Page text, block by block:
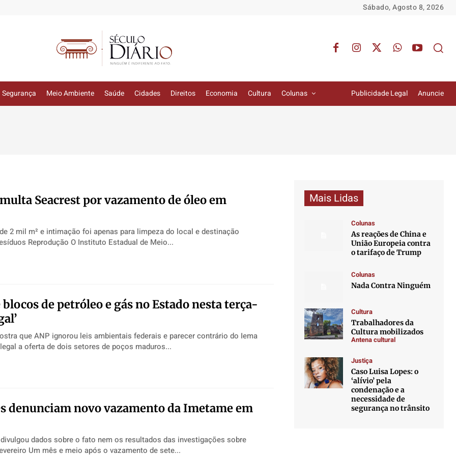
Sábado, Agosto 8, 2026
Segurança Meio Ambiente Saúde Cidades Direitos Economia Cultura Colunas Publicidade Legal Anuncie
Seacrest por vazamento de óleo em
2 mil m² e intimação foi apenas para limpeza do local e destinação
adequada dos resíduos Reprodução O Instituto Estadual de Meio...
blocos de petróleo e gás no Estado nesta terça-
que ANP ignorou leis ambientais federais e parecer contrário do Iema
Sá É ilegal a oferta de dois setores de poços maduros...
denunciam novo vazamento da Imetame em
dados sobre o fato nem os resultados das investigações sobre
vazamento de fevereiro Um mês e meio após o vazamento de sete...
Mais Lidas
Colunas
As reações de China e
União Europeia contra
o tarifaço de Trump
Colunas
Nada Contra Ninguém
Cultura
Trabalhadores da
Cultura mobilizados
Antena cultural
Justiça
Caso Luisa Lopes: o
‘alívio’ pela
condenação e a
necessidade de
segurança no trânsito